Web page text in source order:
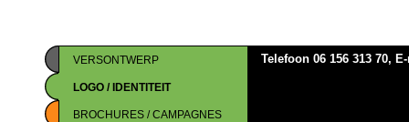
VERSONTWERP
LOGO / IDENTITEIT
BROCHURES / CAMPAGNES
Telefoon 06 156 313 70,